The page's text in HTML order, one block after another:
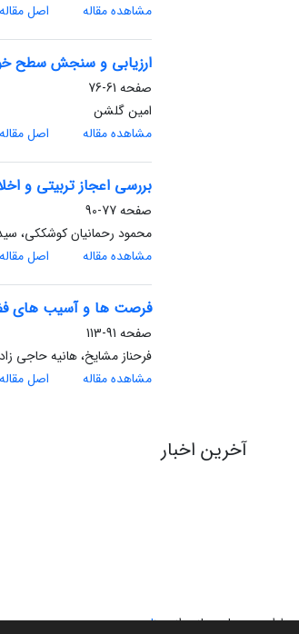
مشاهده مقاله
اصل مقاله
ارزیابی و سنجش سطح
صفحه 61-76
امین گلشن
مشاهده مقاله
اصل مقاله
بررسی اعجاز تربیتی و
صفحه77-90
محمود رحمانیان کوشککی،
مشاهده مقاله
اصل مقاله
فرصت ها و آسیب های
صفحه 91-113
فرحناز مشایخ، هانیه حاجی
مشاهده مقاله
اصل مقاله
آخرین اخبار
طراحی و پیاده سازی ازسیناوب